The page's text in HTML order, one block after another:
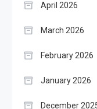
April 2026
March 2026
February 2026
January 2026
December